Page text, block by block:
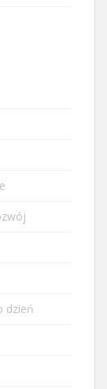
dzień